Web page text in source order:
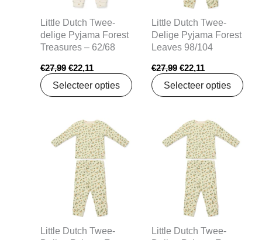
Little Dutch Twee-
delige Pyjama Forest
Treasures – 62/68
€27,99 €22,11
Selecteer opties
Little Dutch Twee-
Delige Pyjama Forest
Leaves 98/104
€27,99 €22,11
Selecteer opties
Little Dutch Twee-
Oorspronkelijke
prijs
was:
€27,99.
Huidige
prijs
is:
€22,11.
Little Dutch Twee-
Oorspronkelijke
prijs
was:
€27,99.
Huidige
prijs
is:
€22,11.